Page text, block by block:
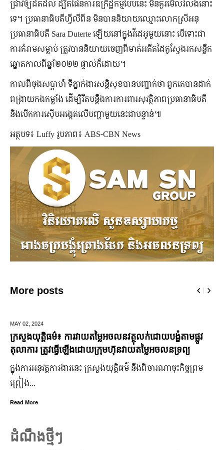
ជ្រាវឲ្យដិតដល់ ដ្បិតផែនការឧក្រិដ្ឋកម្មបែបនេះ មិនគួរមើលរំលងនោះ
ទេ។ ប្រធានាធិបតីហ្វីលីពីន មិនបាននិយាយឈ្មោះលោកស្រីអនុ
ប្រធានាធិបតី Sara Duterte ឡើយនៅក្នុងវីដេអូមួយនោះ បើទោះជា
ការគំរាមសម្លាប់ ត្រូវបាននិយាយចេញពីមាត់អតីតដៃគូស្វែងរកសន្លឹក
ឆ្នោតកាលពីឆ្នាំ២០២២ ផ្ទាល់ក៏ដោយ។
កាលពីចុងសប្ដាហ៍ ទីភ្នាក់ងារសន្តិសុខបានបញ្ជាក់ថា ពួកគេបានដាក់
ពង្រាយកងកម្លាំង ដើម្បីរឹតបន្តឹងការការពារសុវត្ថិភាពប្រធានាធិបតី
និងបើកការស៊ើបអង្កេតលើបញ្ហាមួយនេះជាបន្ទាន់៕
អត្ថបទ៖ Luffy រូបភាព៖ ABS-CBN News
More posts
MAY 02, 2024
ក្រសួងយុត្តិធម៌៖ ការវាយតម្លៃអចលនវត្ថុលក់ដោយបង្ខំតាមផ្លូវ
តុលាការ ត្រូវធ្វើឡើងដោយក្រុមហ៊ុនវាយតម្លៃអចលនទ្រព្យ
ក្នុងការអនុវត្តការងារនេះ ក្រសួងយុត្តិធម៌ នឹងពិចារណាចុះកិច្ចព្រម
ព្រៀង...
Read More
ដំណឹងថ្មីៗ